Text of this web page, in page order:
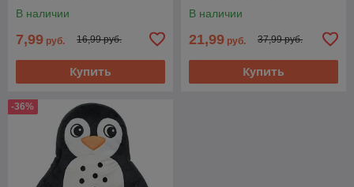
В наличии
7,99 руб. 16,99 руб.
Купить
В наличии
21,99 руб. 37,99 руб.
Купить
-36%